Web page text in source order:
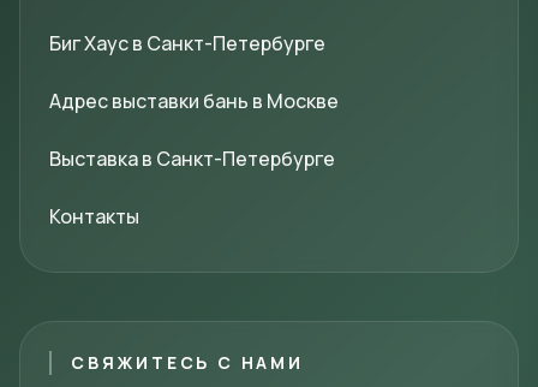
Биг Хаус в Санкт-Петербурге
Адрес выставки бань в Москве
Выставка в Санкт-Петербурге
Контакты
СВЯЖИТЕСЬ С НАМИ